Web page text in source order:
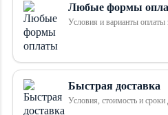
Любые формы
Условия и варианты оплаты
Быстрая доставка
Условия, стоимость и